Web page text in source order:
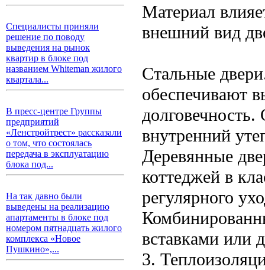
Специалисты приняли
решение по поводу
выведения на рынок
квартир в блоке под
названием Whiteman жилого
квартала...
В пресс-центре Группы
предприятий
«Ленстройтрест» рассказали
о том, что состоялась
передача в эксплуатацию
блока под...
На так давно были
выведены на реализацию
апартаменты в блоке под
номером пятнадцать жилого
комплекса «Новое
Пушкино»,...
Материал
внешний вид
Стальные
обеспечивают
внутренний
Деревянные
коттеджей в
регулярного
вставками или
3.